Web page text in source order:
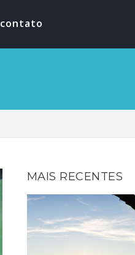
contato
MAIS RECENTES